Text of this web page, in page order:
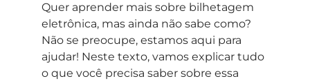
Quer aprender mais sobre bilhetagem
eletrônica, mas ainda não sabe como?
Não se preocupe, estamos aqui para
ajudar! Neste texto, vamos explicar tudo
o que você precisa saber sobre essa